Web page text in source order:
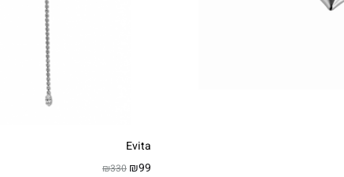
Evita
₪99
₪330